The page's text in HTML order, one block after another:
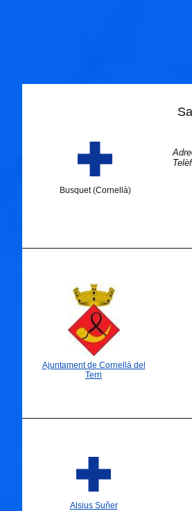
Busquet (Cornellà)
Ajuntament de Cornellá del
Terri
Alsius Suñer